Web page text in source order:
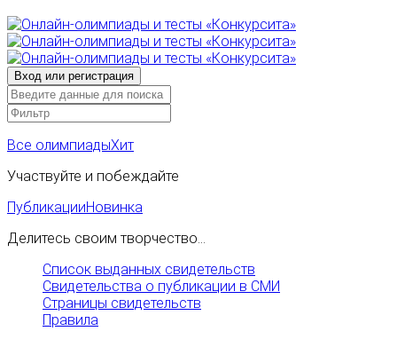
Все олимпиадыХит
Участвуйте и побеждайте
ПубликацииНовинка
Делитесь своим творчество...
Список выданных свидетельств
Свидетельства о публикации в СМИ
Страницы свидетельств
Правила